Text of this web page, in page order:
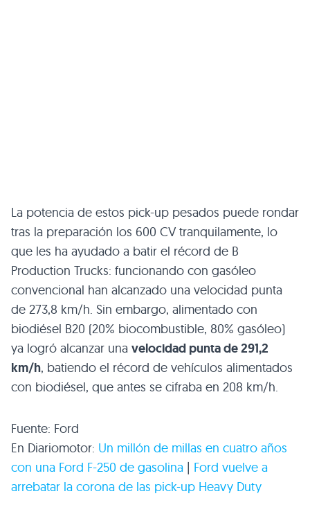
La potencia de estos pick-up pesados puede rondar
tras la preparación los 600 CV tranquilamente, lo
que les ha ayudado a batir el récord de B
Production Trucks: funcionando con gasóleo
convencional han alcanzado una velocidad punta
de 273,8 km/h. Sin embargo, alimentado con
biodiésel B20 (20% biocombustible, 80% gasóleo)
ya logró alcanzar una velocidad punta de 291,2
km/h, batiendo el récord de vehículos alimentados
con biodiésel, que antes se cifraba en 208 km/h.
Fuente: Ford
En Diariomotor: Un millón de millas en cuatro años
con una Ford F-250 de gasolina | Ford vuelve a
arrebatar la corona de las pick-up Heavy Duty